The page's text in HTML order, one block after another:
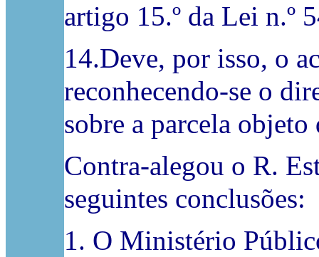
artigo 15.º da Lei n.º
14.Deve, por isso, o
reconhecendo-se o
sobre a parcela objeto
Contra-alegou o R.
seguintes conclusões:
1. O Ministério